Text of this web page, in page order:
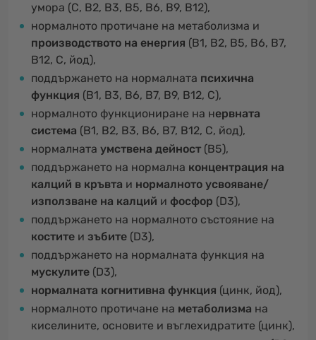
умора (C, B2, B3, B5, B6, B9, B12),
нормалното протичане на метаболизма и
производството на енергия (B1, B2, B5, B6, B7,
B12, C, йод),
поддържането на нормалната психична
функция (B1, B3, B6, B7, B9, B12, C),
нормалното функциониране на нервната
система (B1, B2, B3, B6, B7, B12, C, йод),
нормалната умствена дейност (B5),
поддържането на нормална концентрация на
калций в кръвта и нормалното усвояване/
използване на калций и фосфор (D3),
поддържането на нормалното състояние на
костите и зъбите (D3),
поддържането на нормалната функция на
мускулите (D3),
нормалната когнитивна функция (цинк, йод),
нормалното протичане на метаболизма на
киселините, основите и въглехидратите (цинк),